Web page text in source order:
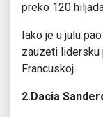
preko 120
Iako je u julu
zauzeti lidersku
Francuskoj.
2.Dacia